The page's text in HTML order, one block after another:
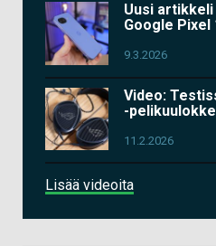
Uusi
Google Pixel
9.3.2026
Video:
-
11.2.2026
Lisää videoita